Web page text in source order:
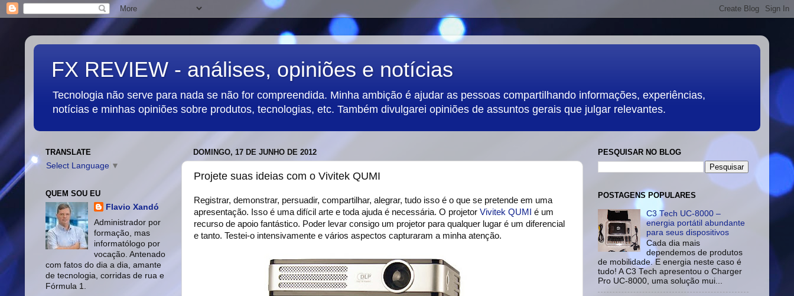
FX REVIEW - análises, opiniões e notícias
Tecnologia não serve para nada se não for compreendida. Minha ambição é ajudar as pessoas compartilhando informações, experiências,
notícias e minhas opiniões sobre produtos, tecnologias, etc. Também divulgarei opiniões de assuntos gerais que julgar relevantes.
DOMINGO, 17 DE JUNHO DE 2012
Projete suas ideias com o Vivitek QUMI
Registrar, demonstrar, persuadir, compartilhar, alegrar, tudo isso é o que se pretende em uma
apresentação. Isso é uma difícil arte e toda ajuda é necessária. O projetor Vivitek QUMI
é um
recurso de apoio fantástico. Poder levar consigo um projetor para qualquer lugar é um diferencial
e tanto. Testei-o intensivamente e vários aspectos capturaram a minha atenção.
TRANSLATE
Select Language ▼
QUEM SOU EU
Flavio Xandó
Administrador por
formação, mas
informatólogo por
vocação. Antenado
com fatos do dia a dia, amante
de tecnologia, corridas de rua e
Fórmula 1.
PESQUISAR NO BLOG
POSTAGENS POPULARES
C3 Tech UC-8000 –
energia portátil abundante
para seus dispositivos
Cada dia mais
dependemos de produtos
de mobilidade. E energia neste caso é
tudo! A C3 Tech apresentou o Charger
Pro UC-8000, uma solução mui...